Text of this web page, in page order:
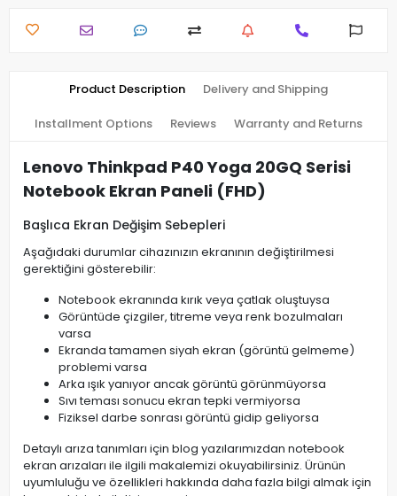
Product Description Delivery and Shipping
Installment Options Reviews Warranty and Returns
Lenovo Thinkpad P40 Yoga 20GQ Serisi
Notebook Ekran Paneli (FHD)
Başlıca Ekran Değişim Sebepleri
Aşağıdaki durumlar cihazınızın ekranının değiştirilmesi
gerektiğini gösterebilir:
Notebook ekranında kırık veya çatlak oluştuysa
Görüntüde çizgiler, titreme veya renk bozulmaları
varsa
Ekranda tamamen siyah ekran (görüntü gelmeme)
problemi varsa
Arka ışık yanıyor ancak görüntü görünmüyorsa
Sıvı teması sonucu ekran tepki vermiyorsa
Fiziksel darbe sonrası görüntü gidip geliyorsa
Detaylı arıza tanımları için blog yazılarımızdan notebook
ekran arızaları ile ilgili makalemizi okuyabilirsiniz. Ürünün
uyumluluğu ve özellikleri hakkında daha fazla bilgi almak için